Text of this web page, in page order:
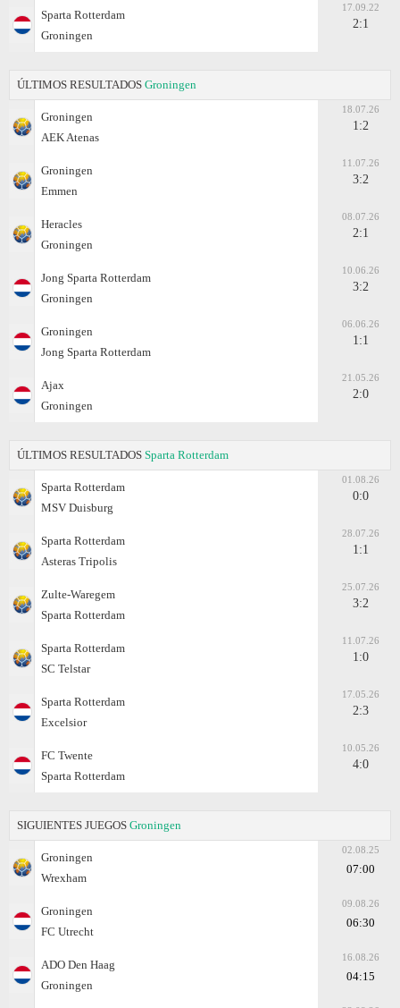
Sparta Rotterdam
Groningen
17.09.22
2:1
ÚLTIMOS RESULTADOS Groningen
Groningen
AEK Atenas
18.07.26
1:2
Groningen
Emmen
11.07.26
3:2
Heracles
Groningen
08.07.26
2:1
Jong Sparta Rotterdam
Groningen
10.06.26
3:2
Groningen
Jong Sparta Rotterdam
06.06.26
1:1
Ajax
Groningen
21.05.26
2:0
ÚLTIMOS RESULTADOS Sparta Rotterdam
Sparta Rotterdam
MSV Duisburg
01.08.26
0:0
Sparta Rotterdam
Asteras Tripolis
28.07.26
1:1
Zulte-Waregem
Sparta Rotterdam
25.07.26
3:2
Sparta Rotterdam
SC Telstar
11.07.26
1:0
Sparta Rotterdam
Excelsior
17.05.26
2:3
FC Twente
Sparta Rotterdam
10.05.26
4:0
SIGUIENTES JUEGOS Groningen
Groningen
Wrexham
02.08.25
07:00
Groningen
FC Utrecht
09.08.26
06:30
ADO Den Haag
Groningen
16.08.26
04:15